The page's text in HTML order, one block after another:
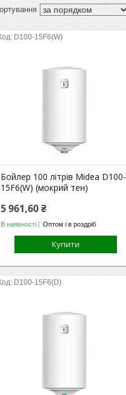
D100-15F6(W)
Бойлер 100 літрів Midea D100-
15F6(W) (мокрий тен)
5 961,60 ₴
В наявності Оптом і в роздріб
Купити
D100-15F6(D)